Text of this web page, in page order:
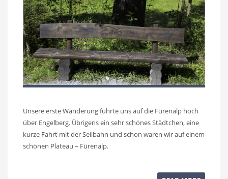
Unsere erste Wanderung führte uns auf die Fürenalp hoch
über Engelberg. Übrigens ein sehr schönes Städtchen, eine
kurze Fahrt mit der Seilbahn und schon waren wir auf einem
schönen Plateau – Fürenalp.